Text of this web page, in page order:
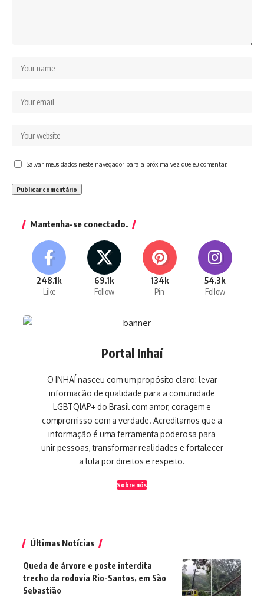
Salvar meus dados neste navegador para a próxima vez que eu comentar.
Mantenha-se conectado.
248.1k
Like
69.1k
Follow
134k
Pin
54.3k
Follow
Portal Inhaí
O INHAÍ nasceu com um propósito claro: levar
informação de qualidade para a comunidade
LGBTQIAP+ do Brasil com amor, coragem e
compromisso com a verdade. Acreditamos que a
informação é uma ferramenta poderosa para
unir pessoas, transformar realidades e fortalecer
a luta por direitos e respeito.
Sobre nós
Últimas Notícias
Queda de árvore e poste interdita
trecho da rodovia Rio-Santos, em São
Sebastião